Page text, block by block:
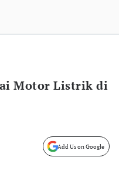
Motor Listrik di
Add Us on Google